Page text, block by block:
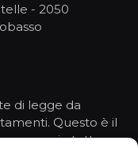
- 2050
di legge da
Questo è il
proprio tutto,